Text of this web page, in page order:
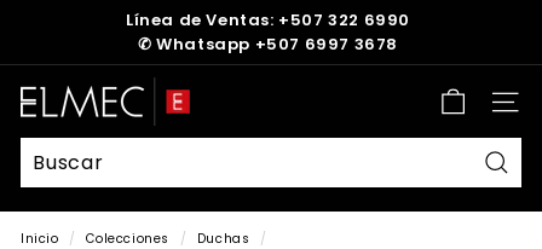
diapositivas
pausa
Línea de Ventas: +507 322 6990
✆ Whatsapp +507 6997 3678
E
L
M
E
C
Inicio / Colecciones / Duchas /